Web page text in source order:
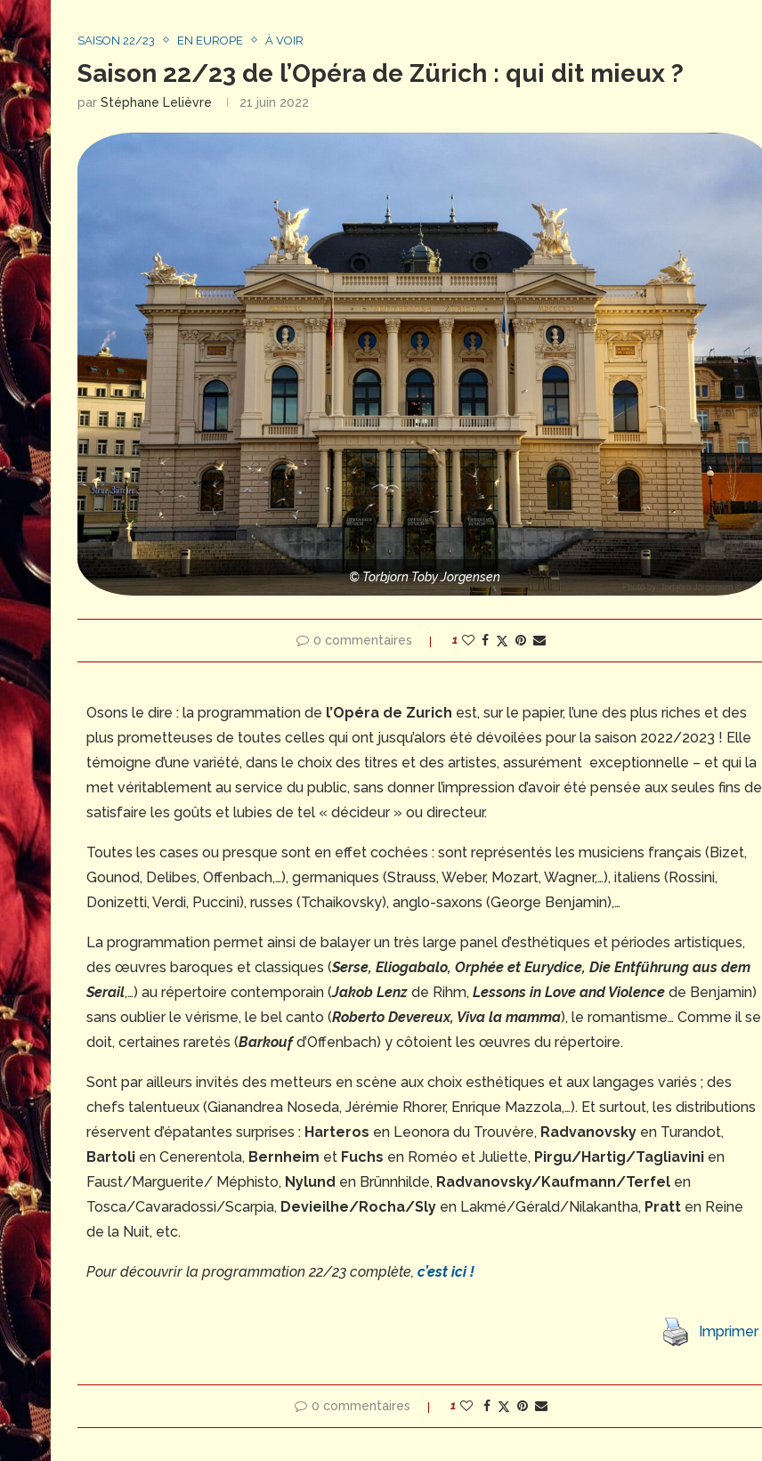
SAISON 22/23 EN EUROPE À VOIR
Saison 22/23 de l’Opéra de Zürich : qui dit mieux ?
par Stéphane Lelièvre 21 juin 2022
© Torbjorn Toby Jorgensen
0 commentaires 1
Osons le dire : la programmation de l’Opéra de Zurich est, sur le papier, l’une des plus riches et des
plus prometteuses de toutes celles qui ont jusqu’alors été dévoilées pour la saison 2022/2023 ! Elle
témoigne d’une variété, dans le choix des titres et des artistes, assurément exceptionnelle – et qui la
met véritablement au service du public, sans donner l’impression d’avoir été pensée aux seules fins de
satisfaire les goûts et lubies de tel « décideur » ou directeur.
Toutes les cases ou presque sont en effet cochées : sont représentés les musiciens français (Bizet,
Gounod, Delibes, Offenbach,…), germaniques (Strauss, Weber, Mozart, Wagner,…), italiens (Rossini,
Donizetti, Verdi, Puccini), russes (Tchaikovsky), anglo-saxons (George Benjamin),…
La programmation permet ainsi de balayer un très large panel d’esthétiques et périodes artistiques,
des œuvres baroques et classiques (Serse, Eliogabalo, Orphée et Eurydice, Die Entführung aus dem
Serail,…) au répertoire contemporain (Jakob Lenz de Rihm, Lessons in Love and Violence de Benjamin)
sans oublier le vérisme, le bel canto (Roberto Devereux, Viva la mamma), le romantisme… Comme il se
doit, certaines raretés (Barkoufd’Offenbach) y côtoient les œuvres du répertoire.
Sont par ailleurs invités des metteurs en scène aux choix esthétiques et aux langages variés ; des
chefs talentueux (Gianandrea Noseda, Jérémie Rhorer, Enrique Mazzola,…). Et surtout, les distributions
réservent d’épatantes surprises : Harteros en Leonora du Trouvère, Radvanovsky en Turandot,
Bartoli en Cenerentola, Bernheim et Fuchs en Roméo et Juliette, Pirgu/Hartig/Tagliavini en
Faust/Marguerite/ Méphisto, Nylund en Brünnhilde, Radvanovsky/Kaufmann/Terfel en
Tosca/Cavaradossi/Scarpia, Devieilhe/Rocha/Sly en Lakmé/Gérald/Nilakantha, Pratt en Reine
de la Nuit, etc.
Pour découvrir la programmation 22/23 complète, c’est ici !
Imprimer
0 commentaires 1